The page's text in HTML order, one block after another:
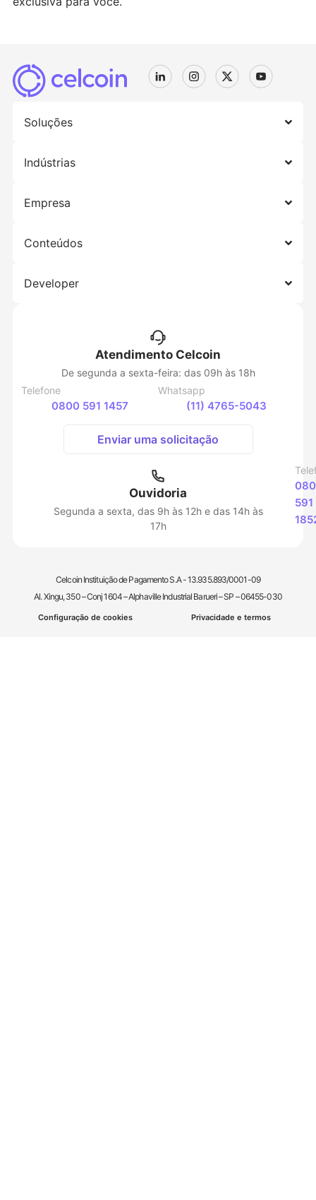
Soluções
Indústrias
Empresa
Conteúdos
Developer
Atendimento Celcoin
De segunda a sexta-feira: das 09h às 18h
Telefone
0800 591 1457
Whatsapp
(11) 4765-5043
Enviar uma solicitação
Ouvidoria
Segunda a sexta, das 9h às 12h e das 14h às
17h
591
Celcoin Instituição de Pagamento S.A - 13.935.893/0001-09
Al. Xingu, 350 – Conj 1604 – Alphaville Industrial Barueri – SP – 06455-030
Configuração de cookies Privacidade e termos